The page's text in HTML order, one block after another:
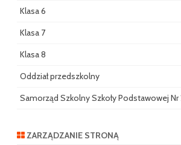
Klasa 6
Klasa 7
Klasa 8
Oddział przedszkolny
Samorząd Szkolny Szkoły Podstawowej
ZARZĄDZANIE STRONĄ